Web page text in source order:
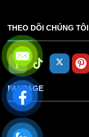
THEO DÕI CHÚNG TÔI
FANPAGE